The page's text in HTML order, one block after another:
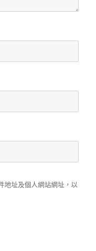
地址及個人網站網址，以